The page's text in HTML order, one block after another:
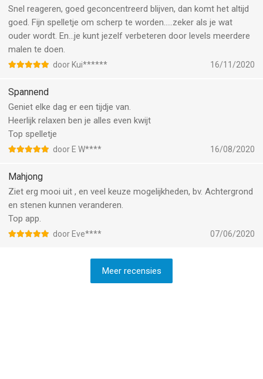
Snel reageren, goed geconcentreerd blijven, dan komt het altijd
goed. Fijn spelletje om scherp te worden.....zeker als je wat
ouder wordt. En...je kunt jezelf verbeteren door levels meerdere
malen te doen.
door Kui****** 16/11/2020
Spannend
Geniet elke dag er een tijdje van.
Heerlijk relaxen ben je alles even kwijt
Top spelletje
door E W**** 16/08/2020
Mahjong
Ziet erg mooi uit , en veel keuze mogelijkheden, bv. Achtergrond
en stenen kunnen veranderen.
Top app.
door Eve**** 07/06/2020
Meer recensies